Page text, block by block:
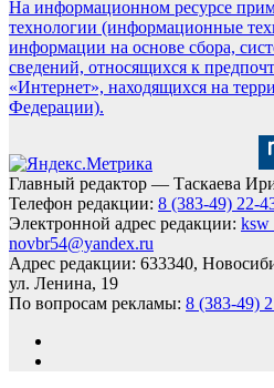
На информационном ресурсе
технологии (информационные
информации на основе сбора,
сведений, относящихся к
«Интернет», находящихся на
Федерации).
Главный редактор — Таскаева
Телефон редакции: 8 (383-49) 22-
Электронной адрес редакции:
novbr54@yandex.ru
Адрес редакции: 633340,
ул. Ленина, 19
По вопросам рекламы: 8 (383-49)